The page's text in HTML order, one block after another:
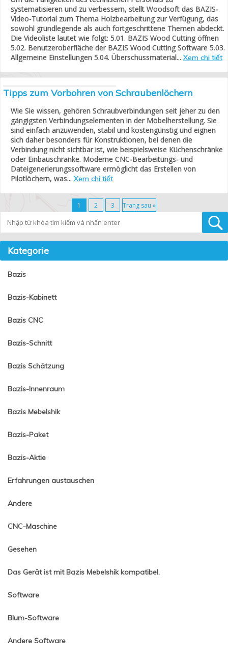
systematisieren und zu verbessern, stellt Woodsoft das BAZIS-
Video-Tutorial zum Thema Holzbearbeitung zur Verfügung, das
sowohl grundlegende als auch fortgeschrittene Themen abdeckt.
Die Videoliste lautet wie folgt: 5.01. BAZIS Wood Cutting öffnen
5.02. Benutzeroberfläche der BAZIS Wood Cutting Software 5.03.
Allgemeine Einstellungen 5.04. Überschussmaterial... Xem chi tiết
Tipps zum Vorbohren von Schraubenlöchern
Wie Sie wissen, gehören Schraubverbindungen seit jeher zu den
gängigsten Verbindungselementen in der Möbelherstellung. Sie
sind einfach anzuwenden, stabil und kostengünstig und eignen
sich daher besonders für Konstruktionen, bei denen die
Verbindung nicht sichtbar ist, wie beispielsweise Küchenschränke
oder Einbauschränke. Moderne CNC-Bearbeitungs- und
Dateigenerierungssoftware ermöglicht das Erstellen von
Pilotlöchern, was... Xem chi tiết
1 2 3 Trang sau »
Kategorie
Bazis
Bazis-Kabinett
Bazis CNC
Bazis-Schnitt
Bazis Schätzung
Bazis-Innenraum
Bazis Mebelshik
Bazis-Paket
Bazis-Aktie
Erfahrungen austauschen
Andere
CNC-Maschine
Gesehen
Das Gerät ist mit Bazis Mebelshik kompatibel.
Software
Blum-Software
Andere Software